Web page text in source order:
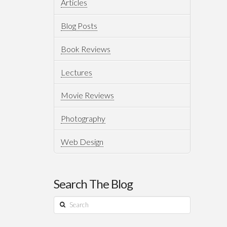
Articles
Blog Posts
Book Reviews
Lectures
Movie Reviews
Photography
Web Design
Search The Blog
Search